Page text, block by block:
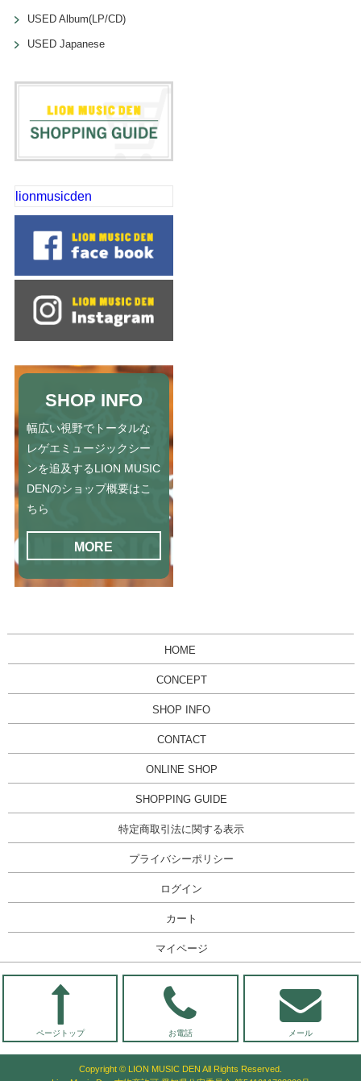
USED Album(LP/CD)
USED Japanese
lionmusicden
SHOP INFO
幅広い視野でトータルな
レゲエミュージックシー
ンを追及するLION MUSIC
DENのショップ概要はこ
ちら
MORE
HOME
CONCEPT
SHOP INFO
CONTACT
ONLINE SHOP
SHOPPING GUIDE
特定商取引法に関する表示
プライバシーポリシー
ログイン
カート
マイページ
ページトップ お電話 メール
Copyright © LION MUSIC DEN All Rights Reserved.